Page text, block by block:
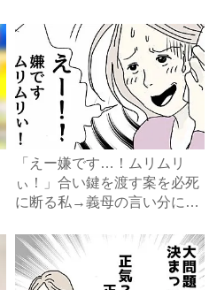
「えー嫌です…！ムリムリ
ぃ！」合い鍵を渡す案を必死
に断る私→義母の言い分にあ